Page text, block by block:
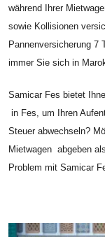
während Ihrer
sowie Kollisionen
Pannenversicherung 7
immer Sie sich in
Samicar Fes bietet
in Fes, um Ihren
Steuer abwechseln?
Mietwagen abgeben
Problem mit Samicar